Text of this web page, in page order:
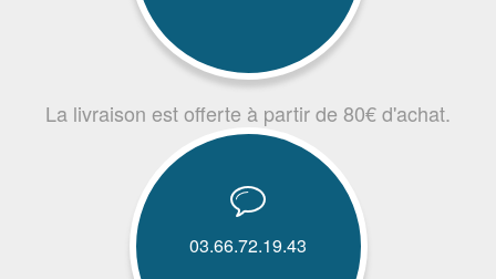
La livraison est offerte à partir de 80€ d'achat.
03.66.72.19.43